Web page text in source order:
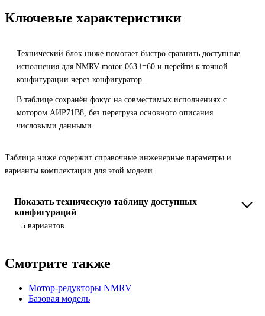
Ключевые характеристики
Технический блок ниже помогает быстро сравнить доступные
исполнения для NMRV-motor-063 i=60 и перейти к точной
конфигурации через конфигуратор.
В таблице сохранён фокус на совместимых исполнениях с
мотором АИР71B8, без перегруза основного описания
числовыми данными.
Таблица ниже содержит справочные инженерные параметры и
варианты комплектации для этой модели.
Показать техническую таблицу доступных
конфигураций
5 вариантов
Смотрите также
Мотор-редукторы NMRV
Базовая модель